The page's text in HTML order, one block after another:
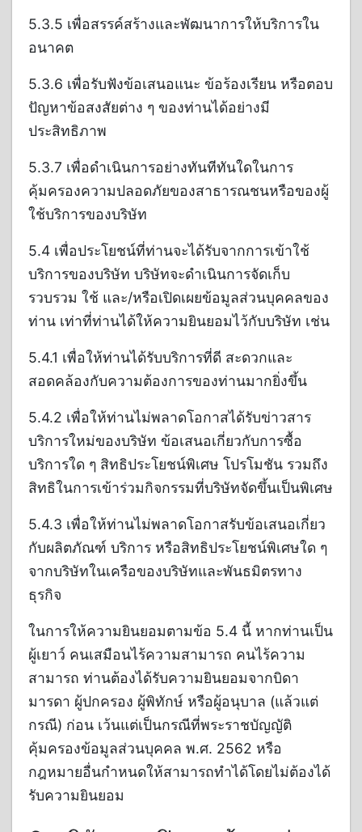
5.3.5 เพื่อสรรค์สร้างและพัฒนาการให้บริการใน
อนาคต
5.3.6 เพื่อรับฟังข้อเสนอแนะ ข้อร้องเรียน หรือตอบ
ปัญหาข้อสงสัยต่าง ๆ ของท่านได้อย่างมี
ประสิทธิภาพ
5.3.7 เพื่อดำเนินการอย่างทันทีทันใดในการ
คุ้มครองความปลอดภัยของสาธารณชนหรือของผู้
ใช้บริการของบริษัท
5.4 เพื่อประโยชน์ที่ท่านจะได้รับจากการเข้าใช้
บริการของบริษัท บริษัทจะดำเนินการจัดเก็บ
รวบรวม ใช้ และ/หรือเปิดเผยข้อมูลส่วนบุคคลของ
ท่าน เท่าที่ท่านได้ให้ความยินยอมไว้กับบริษัท เช่น
5.4.1 เพื่อให้ท่านได้รับบริการที่ดี สะดวกและ
สอดคล้องกับความต้องการของท่านมากยิ่งขึ้น
5.4.2 เพื่อให้ท่านไม่พลาดโอกาสได้รับข่าวสาร
บริการใหม่ของบริษัท ข้อเสนอเกี่ยวกับการซื้อ
บริการใด ๆ สิทธิประโยชน์พิเศษ โปรโมชัน รวมถึง
สิทธิในการเข้าร่วมกิจกรรมที่บริษัทจัดขึ้นเป็นพิเศษ
5.4.3 เพื่อให้ท่านไม่พลาดโอกาสรับข้อเสนอเกี่ยว
กับผลิตภัณฑ์ บริการ หรือสิทธิประโยชน์พิเศษใด ๆ
จากบริษัทในเครือของบริษัทและพันธมิตรทาง
ธุรกิจ
ในการให้ความยินยอมตามข้อ 5.4 นี้ หากท่านเป็น
ผู้เยาว์ คนเสมือนไร้ความสามารถ คนไร้ความ
สามารถ ท่านต้องได้รับความยินยอมจากบิดา
มารดา ผู้ปกครอง ผู้พิทักษ์ หรือผู้อนุบาล (แล้วแต่
กรณี) ก่อน เว้นแต่เป็นกรณีที่พระราชบัญญัติ
คุ้มครองข้อมูลส่วนบุคคล พ.ศ. 2562 หรือ
กฎหมายอื่นกำหนดให้สามารถทำได้โดยไม่ต้องได้
รับความยินยอม